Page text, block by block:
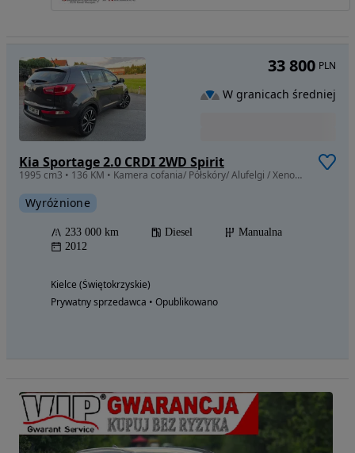
Kia Sportage 2.0 CRDI 2WD Spirit
1995 cm3 • 136 KM • Kamera cofania/ Półskóry/ Alufelgi / Xenon/ TUV/ BEZWYPADKOWA
Wyróżnione
233 000 km Diesel
Manualna
2012
Kielce (Świętokrzyskie)
Prywatny sprzedawca • Opublikowano
33 800 PLN
W granicach średniej